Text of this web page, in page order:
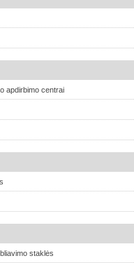
apdirbimo centrai
staklės